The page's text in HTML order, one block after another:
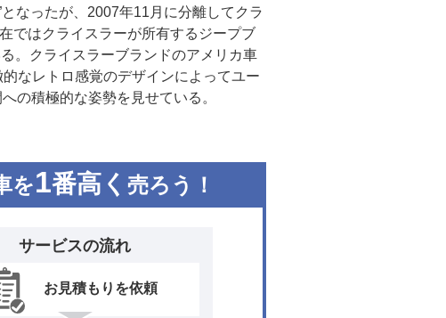
なったが、2007年11月に分離してクラ
ではクライスラーが所有するジープブ
。クライスラーブランドのアメリカ車
なレトロ感覚のデザインによってユー
の積極的な姿勢を見せている。
を1番高く 売ろう！
サービスの流れ
お見積もりを依頼